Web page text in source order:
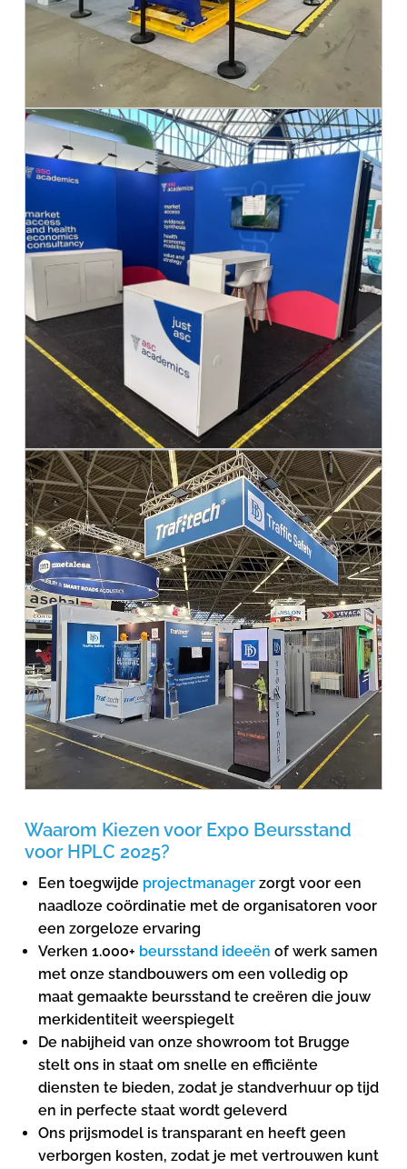
Waarom Kiezen voor Expo Beursstand
voor HPLC 2025?
Een toegwijde projectmanager zorgt voor een
naadloze coördinatie met de organisatoren voor
een zorgeloze ervaring
Verken 1.000+ beursstand ideeën of werk samen
met onze standbouwers om een volledig op
maat gemaakte beursstand te creëren die jouw
merkidentiteit weerspiegelt
De nabijheid van onze showroom tot Brugge
stelt ons in staat om snelle en efficiënte
diensten te bieden, zodat je standverhuur op tijd
en in perfecte staat wordt geleverd
Ons prijsmodel is transparant en heeft geen
verborgen kosten, zodat je met vertrouwen kunt